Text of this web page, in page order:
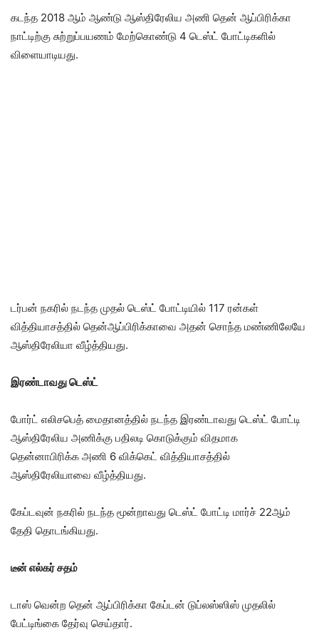
கடந்த 2018 ஆம் ஆண்டு ஆஸ்திரேலிய அணி தென் ஆப்பிரிக்கா
நாட்டிற்கு சுற்றுப்பயணம் மேற்கொண்டு 4 டெஸ்ட் போட்டிகளில்
விளையாடியது.
டர்பன் நகரில் நடந்த முதல் டெஸ்ட் போட்டியில் 117 ரன்கள்
வித்தியாசத்தில் தென்ஆப்பிரிக்காவை அதன் சொந்த மண்ணிலேயே
ஆஸ்திரேலியா வீழ்த்தியது.
இரண்டாவது டெஸ்ட்
போர்ட் எலிசபெத் மைதானத்தில் நடந்த இரண்டாவது டெஸ்ட் போட்டி
ஆஸ்திரேலிய அணிக்கு பதிலடி கொடுக்கும் விதமாக
தென்னாபிரிக்க அணி 6 விக்கெட் வித்தியாசத்தில்
ஆஸ்திரேலியாவை வீழ்த்தியது.
கேப்டவுன் நகரில் நடந்த மூன்றாவது டெஸ்ட் போட்டி மார்ச் 22ஆம்
தேதி தொடங்கியது.
டீன் எல்கர் சதம்
டாஸ் வென்ற தென் ஆப்பிரிக்கா கேப்டன் டுப்லஸ்ஸிஸ் முதலில்
பேட்டிங்கை தேர்வு செய்தார்.